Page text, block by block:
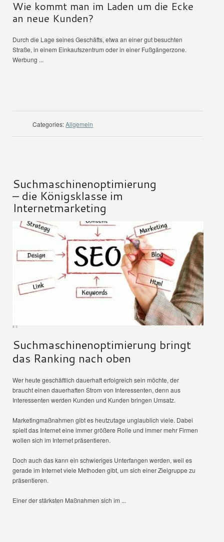
Wie kommt man im Laden um die Ecke
an neue Kunden?
Durch die Lage seines Geschäfts, etwa an einer gut besuchten
Straße, in einem Einkaufszentrum oder in einer Fußgängerzone.
Werbung ...
Categories: Allgemein
Suchmaschinenoptimierung
– die Königsklasse im
Internetmarketing
Suchmaschinenoptimierung bringt
das Ranking nach oben
Wer heute geschäftlich dauerhaft erfolgreich sein möchte, der
braucht einen dauerhaften Strom von Interessenten, denn aus
Interessenten werden Kunden und Kunden bringen Umsatz.
Marketingmaßnahmen gibt es heutzutage unglaublich viele. Dabei
spielt das Internet eine immer größere Rolle und immer mehr Firmen
wollen sich im Internet präsentieren.
Doch auch das kann ein schwieriges Unterfangen werden, weil es
gerade im Internet viele Methoden gibt, um sich einer Zielgruppe zu
präsentieren.
Einer der stärksten Maßnahmen sich im ...